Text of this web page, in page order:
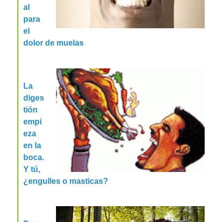
al
para
el
dolor de muelas
La
diges
tión
empi
eza
en la
boca.
Y tú,
¿engulles o masticas?